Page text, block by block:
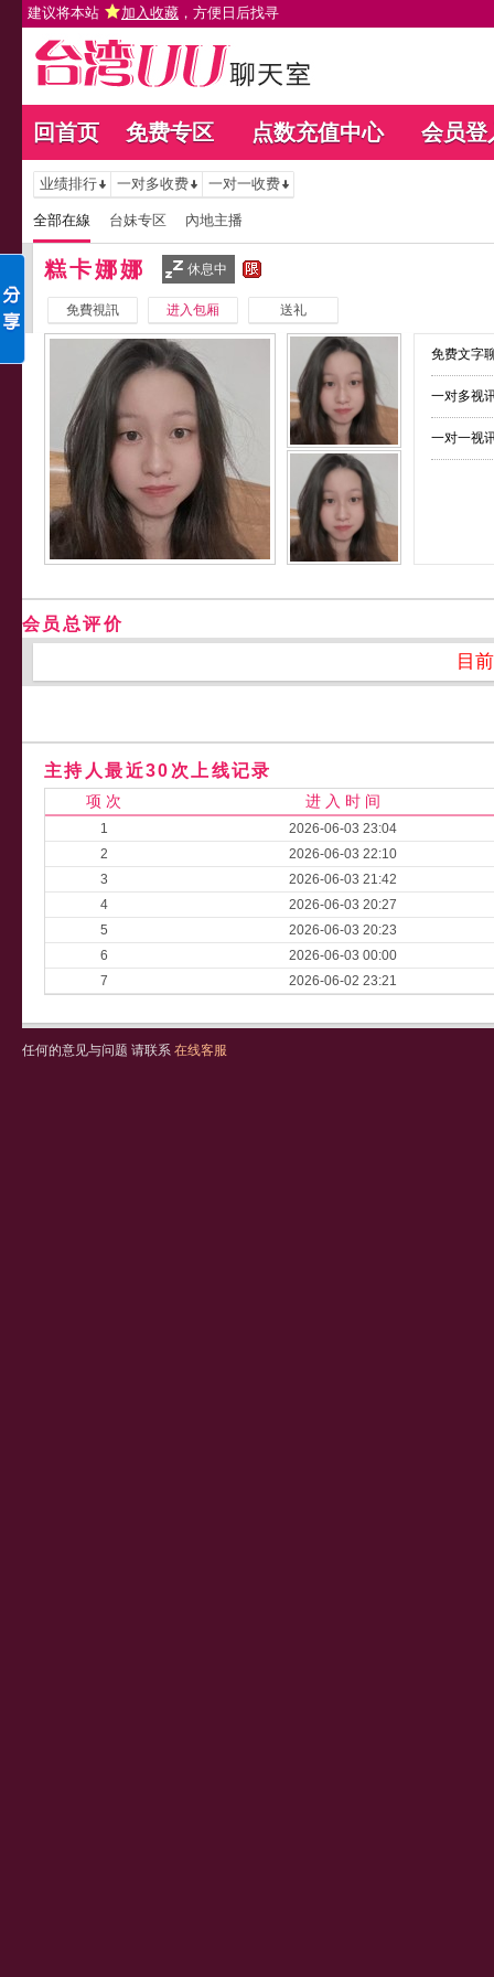
建议将本站 加入收藏 ，方便日后找寻
回首页 免费专区 点数充值中心 会员登
业绩排行 一对多收费 一对一收费
全部在線 台妹专区 內地主播
糕卡娜娜 休息中
免費視訊 进入包厢 送礼
免费文字
一对多视
一对一视
会员总评价
目
主持人最近30次上线记录
项 次 进 入 时 间
1
2026-06-03 23:04
2
2026-06-03 22:10
3
2026-06-03 21:42
4
2026-06-03 20:27
5
2026-06-03 20:23
6
2026-06-03 00:00
7
2026-06-02 23:21
任何的意见与问题 请联系 在线客服